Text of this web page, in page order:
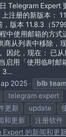
Telegram Expert
注册的新版本：
，版本 11.8.3（
中使用邮箱的方
商从列表中移除，
因此，现在： 已
启用「使用临时
3...
2025 blb team
telegram expert
更新
update
和更新 注册软件
Expert 的新闻和更